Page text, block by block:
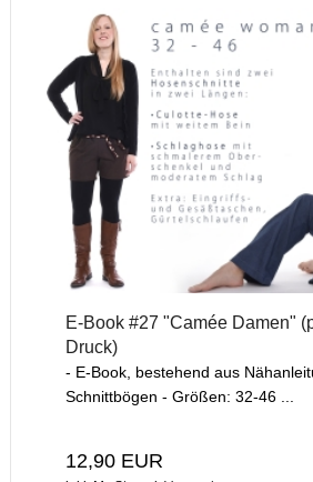
E-Book #27 "Camée Damen"
Druck)
- E-Book, bestehend aus
Schnittbögen - Größen: 32-46 ...
12,90 EUR